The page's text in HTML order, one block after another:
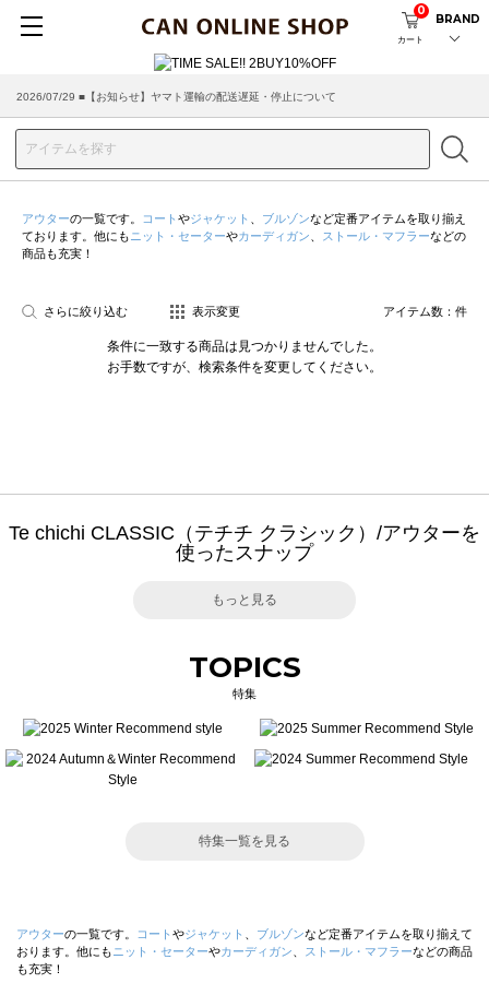
カート
0
BRAND
2026/07/29 ■【お知らせ】ヤマト運輸の配送遅延・停止について
アウターの一覧です。 コート やジャケット ブルゾンなど定番アイテムを取り揃え
ております。他にも ニット・セーターやカーディガン ストール・マフラーなどの
商品も充実！
さらに絞り込む 表示変更 アイテム数： 件
条件に一致する商品は見つかりませんでした。
お手数ですが、検索条件を変更してください。
Te chichi CLASSIC（テチチ クラシック）/アウターを
使ったスナップ
もっと見る
TOPICS
特集
特集一覧を見る
アウターの一覧です。 コート やジャケット ブルゾンなど定番アイテムを取り揃えて
おります。他にも ニット・セーターやカーディガン ストール・マフラーなどの商品
も充実！